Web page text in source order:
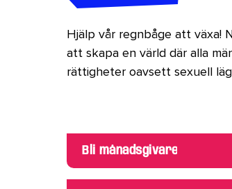
Hjälp vår regnbåge att växa!
att skapa en värld där alla
rättigheter oavsett sexuell
Bli månadsgivare